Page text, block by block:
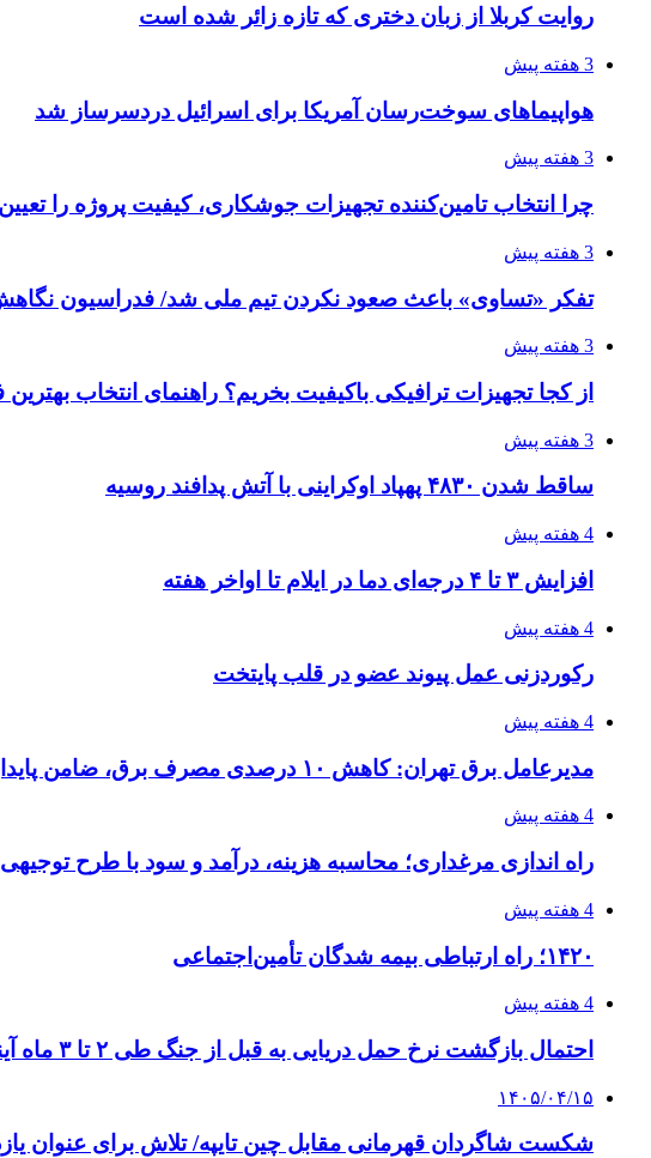
روایت کربلا از زبان دختری که تازه زائر شده است
3 هفته پیش
هواپیماهای سوخت‌رسان آمریکا برای اسرائیل دردسرساز شد
3 هفته پیش
چرا انتخاب تامین‌کننده تجهیزات جوشکاری، کیفیت پروژه را
3 هفته پیش
تفکر «تساوی» باعث صعود نکردن تیم ملی شد/ فدراسیون
3 هفته پیش
از کجا تجهیزات ترافیکی باکیفیت بخریم؟ راهنمای انتخاب
3 هفته پیش
ساقط شدن ۴۸۳۰ پهپاد اوکراینی با آتش پدافند روسیه
4 هفته پیش
افزایش ۳ تا ۴ درجه‌ای دما در ایلام تا اواخر هفته
4 هفته پیش
رکوردزنی عمل پیوند عضو در قلب پایتخت
4 هفته پیش
مدیرعامل برق تهران: کاهش ۱۰ درصدی مصرف برق، ضامن پایداری شبکه است
4 هفته پیش
راه اندازی مرغداری؛ محاسبه هزینه، درآمد و سود با طرح توجیهی
4 هفته پیش
۱۴۲۰؛ راه ارتباطی بیمه شدگان تأمین‌اجتماعی
4 هفته پیش
احتمال بازگشت نرخ حمل دریایی به قبل از جنگ طی ۲ تا ۳ ماه آینده
۱۴۰۵/۰۴/۱۵
شکست شاگردان قهرمانی مقابل چین تایپه/ تلاش برای عنوان